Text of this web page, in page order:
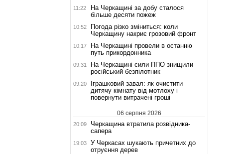
11:22
На Черкащині за добу сталося
більше десяти пожеж
10:52
Погода різко зміниться: коли
Черкащину накриє грозовий фронт
10:17
На Черкащині провели в останню
путь прикордонника
09:31
На Черкащині сили ППО знищили
російський безпілотник
09:20
Іграшковий завал: як очистити
дитячу кімнату від мотлоху і
повернути витрачені гроші
06 серпня 2026
20:09
Черкащина втратила розвідника-
сапера
19:03
У Черкасах шукають причетних до
отруєння дерев